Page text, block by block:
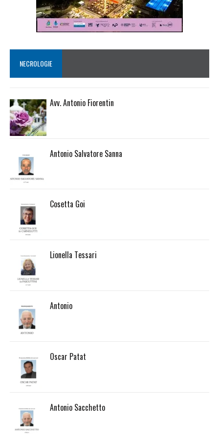
NECROLOGIE
Avv. Antonio Fiorentin
Antonio Salvatore Sanna
Cosetta Goi
Lionella Tessari
Antonio
Oscar Patat
Antonio Sacchetto